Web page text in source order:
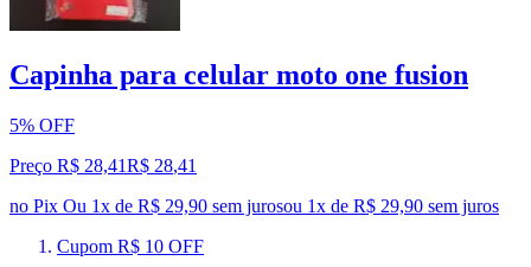
Capinha para celular moto one fusion
5% OFF
Preço R$ 28,41R$ 28,41
no Pix Ou 1x de R$ 29,90 sem jurosou 1x de R$ 29,90 sem juros
Cupom R$ 10 OFF